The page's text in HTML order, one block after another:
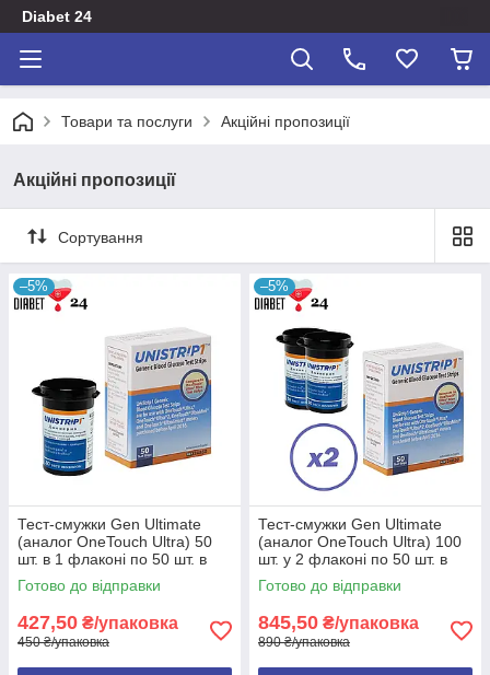
Diabet 24
Товари та послуги Акційні пропозиції
Акційні пропозиції
Сортування
–5%
Тест-смужки Gen Ultimate
(аналог OneTouch Ultra) 50
шт. в 1 флаконі по 50 шт. в
упаковці
Готово до відправки
427,50 ₴/упаковка
450 ₴/упаковка
–5%
Тест-смужки Gen Ultimate
(аналог OneTouch Ultra) 100
шт. у 2 флаконі по 50 шт. в
упаковці
Готово до відправки
845,50 ₴/упаковка
890 ₴/упаковка